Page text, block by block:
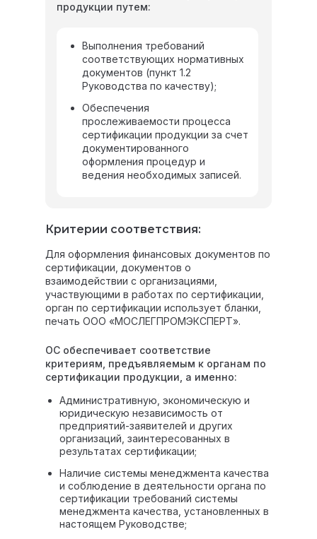
Для оформления финансовых документов по
сертификации, документов о
взаимодействии с организациями,
участвующими в работах по сертификации,
орган по сертификации использует бланки,
печать ООО «МОСЛЕГПРОМЭКСПЕРТ».
Критерии соответствия:
Выполнения требований
соответствующих нормативных
документов (пункт 1.2
Руководства по качеству);
Обеспечения
прослеживаемости процесса
сертификации продукции за счет
документированного
оформления процедур и
ведения необходимых записей.
продукции путем:
Наличие системы менеджмента качества
и соблюдение в деятельности органа по
сертификации требований системы
менеджмента качества, установленных в
настоящем Руководстве;
Административную, экономическую и
юридическую независимость от
предприятий-заявителей и других
организаций, заинтересованных в
результатах сертификации;
ОС обеспечивает соответствие
критериям, предъявляемым к органам по
сертификации продукции, а именно: